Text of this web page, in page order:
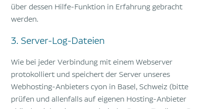
über dessen Hilfe-Funktion in Erfahrung gebracht
werden.
3. Server-Log-Dateien
Wie bei jeder Verbindung mit einem Webserver
protokolliert und speichert der Server unseres
Webhosting-Anbieters cyon in Basel, Schweiz (bitte
prüfen und allenfalls auf eigenen Hosting-Anbieter